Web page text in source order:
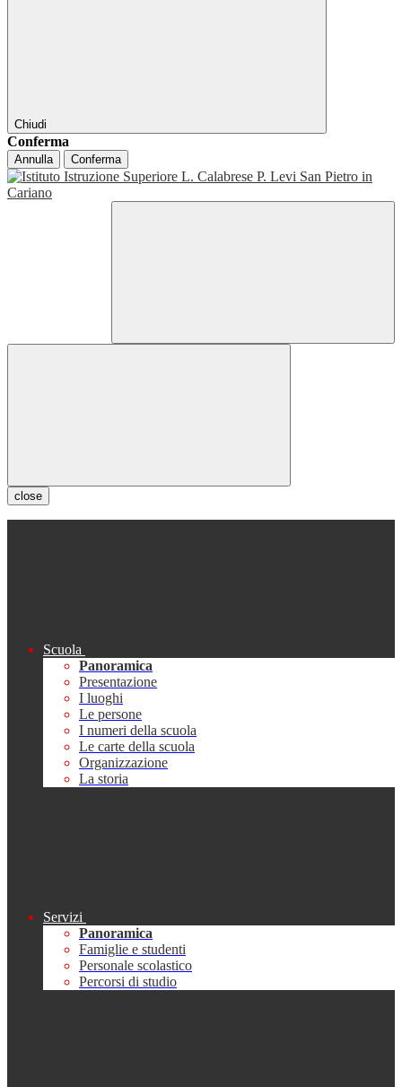
Chiudi
Conferma
Annulla Conferma
close
Scuola
Panoramica
Presentazione
I luoghi
Le persone
I numeri della scuola
Le carte della scuola
Organizzazione
La storia
Servizi
Panoramica
Famiglie e studenti
Personale scolastico
Percorsi di studio